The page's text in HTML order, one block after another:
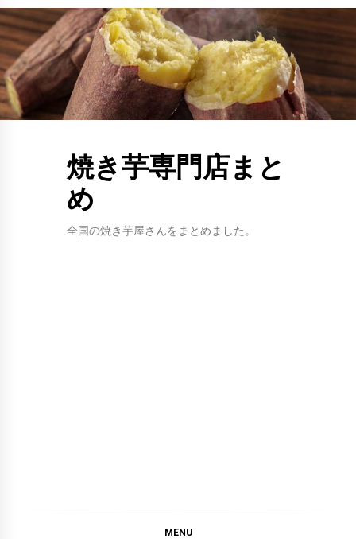
Skip
to
content
焼き芋専門店まと
め
全国の焼き芋屋さんをまとめました。
MENU